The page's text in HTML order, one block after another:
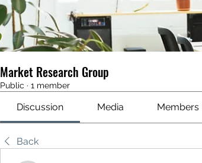
Market Research Group
Public · 1 member
Discussion Media Members
Back